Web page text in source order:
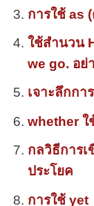
การใช้ as
ใช้สำนวน
we go. อย่
เจาะลึกกา
whether ใ
กลวิธีการ
ประโยค
การใช้ yet